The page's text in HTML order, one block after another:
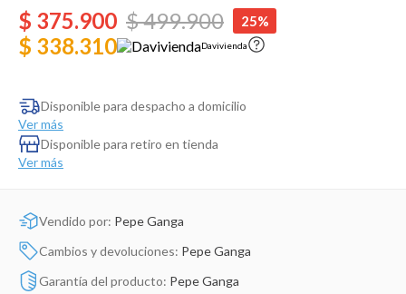
$ 375.900 $499.900 25%
$ 338.310 Davivienda
Disponible para despacho a domicilio
Ver más
Disponible para retiro en tienda
Ver más
Vendido por: Pepe Ganga
Cambios y devoluciones: Pepe Ganga
Garantía del producto: Pepe Ganga
Bebes
Cuna Colecho
Dinosaurio Juguete